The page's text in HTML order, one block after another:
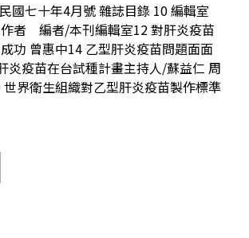
國七十年4月號 雜誌目錄 10 編輯室
者 編者/本刊編輯室12 對肝炎疫苗
功 曾惠中14 乙型肝炎疫苗問題面面
炎疫苗在台試種計畫主持人/蘇益仁 周
界衛生組織對乙型肝炎疫苗製作標準